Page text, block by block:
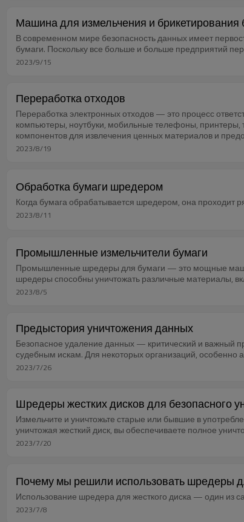
Машина для измельчения и брикетирования
В современном мире безопасность данных имеет
бумаги. Поскольку все больше и больше предприятий
2023/9/15
Переработка отходов
Переработка электронных отходов — это процесс
компьютеры, ноутбуки, мобильные телефоны, принтеры,
компонентов для извлечения ценных материалов и
2023/8/19
Обработка бумаги шредером
Когда бумага обрабатывается шредером, она проходит
2023/8/11
Промышленные измельчители бумаги
Промышленные шредеры для бумаги — это мощные
шредеры способны уничтожать различные материалы,
2023/8/5
Предыстория уничтожения данных
Безопасное удаление данных — критический и важный
судебным искам. Для некоторых организаций, особенно
2023/7/26
Шредеры жестких дисков для безопасного
Измельчите и уничтожьте старые или бывшие в
уничтожая жесткий диск, вы обеспечиваете полное
2023/7/20
Почему мы решили использовать шредеры
Использование шредера для жесткого диска — один из
2023/7/8